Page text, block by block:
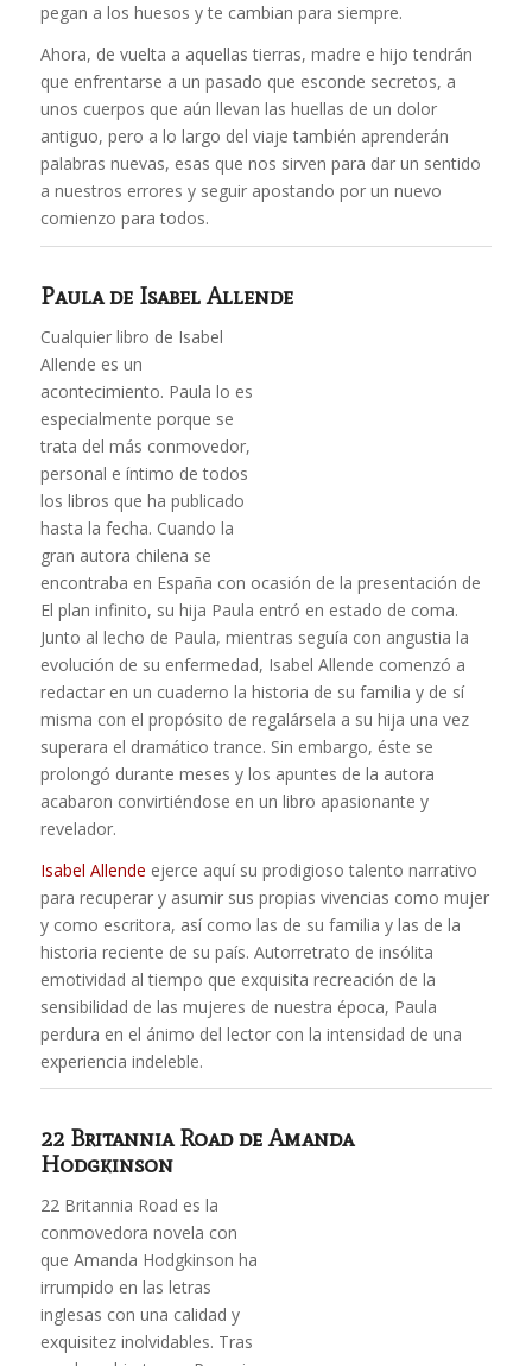
pegan a los huesos y te cambian para siempre.
Ahora, de vuelta a aquellas tierras, madre e hijo tendrán
que enfrentarse a un pasado que esconde secretos, a
unos cuerpos que aún llevan las huellas de un dolor
antiguo, pero a lo largo del viaje también aprenderán
palabras nuevas, esas que nos sirven para dar un sentido
a nuestros errores y seguir apostando por un nuevo
comienzo para todos.
Paulade Isabel Allende
Cualquier libro de Isabel
Allende es un
acontecimiento. Paula lo es
especialmente porque se
trata del más conmovedor,
personal e íntimo de todos
los libros que ha publicado
hasta la fecha. Cuando la
gran autora chilena se
encontraba en España con ocasión de la presentación de
El plan infinito, su hija Paula entró en estado de coma.
Junto al lecho de Paula, mientras seguía con angustia la
evolución de su enfermedad, Isabel Allende comenzó a
redactar en un cuaderno la historia de su familia y de sí
misma con el propósito de regalársela a su hija una vez
superara el dramático trance. Sin embargo, éste se
prolongó durante meses y los apuntes de la autora
acabaron convirtiéndose en un libro apasionante y
revelador.
Isabel Allende ejerce aquí su prodigioso talento narrativo
para recuperar y asumir sus propias vivencias como mujer
y como escritora, así como las de su familia y las de la
historia reciente de su país. Autorretrato de insólita
emotividad al tiempo que exquisita recreación de la
sensibilidad de las mujeres de nuestra época, Paula
perdura en el ánimo del lector con la intensidad de una
experiencia indeleble.
22 Britannia Roadde Amanda
Hodgkinson
22 Britannia Road es la
conmovedora novela con
que Amanda Hodgkinson ha
irrumpido en las letras
inglesas con una calidad y
exquisitez inolvidables. Tras